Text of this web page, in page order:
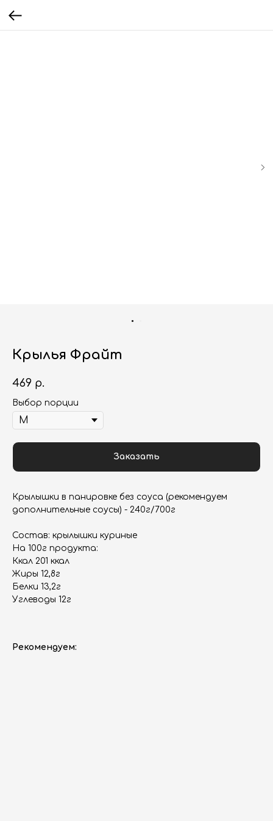
Крылья Фрайт
469 р.
Выбор порции
Заказать
Крылышки в панировке без соуса (рекомендуем
дополнительные соусы) - 240г/700г
Состав: крылышки куриные
На 100г продукта:
Ккал 201 ккал
Жиры 12,8г
Белки 13,2г
Углеводы 12г
Рекомендуем: